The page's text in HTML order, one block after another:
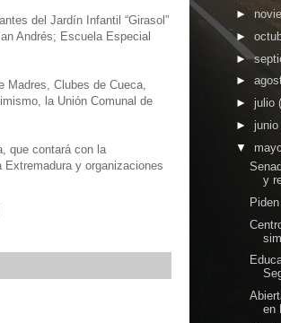
del Jardín Infantil “Girasol”
Andrés; Escuela Especial
Madres, Clubes de Cueca,
la Unión Comunal de
que contará con la
y organizaciones
►
►
►
►
► julio
► junio
▼
y
en